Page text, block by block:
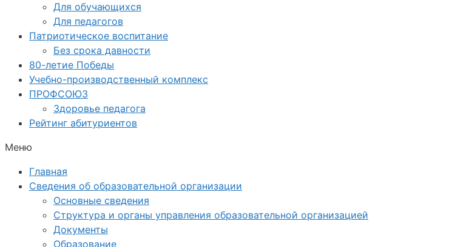
Для обучающихся
Для педагогов
Патриотическое воспитание
Без срока давности
80-летие Победы
Учебно-производственный комплекс
ПРОФСОЮЗ
Здоровье педагога
Рейтинг абитуриентов
Меню
Главная
Сведения об образовательной организации
Основные сведения
Структура и органы управления образовательной организацией
Документы
Образование